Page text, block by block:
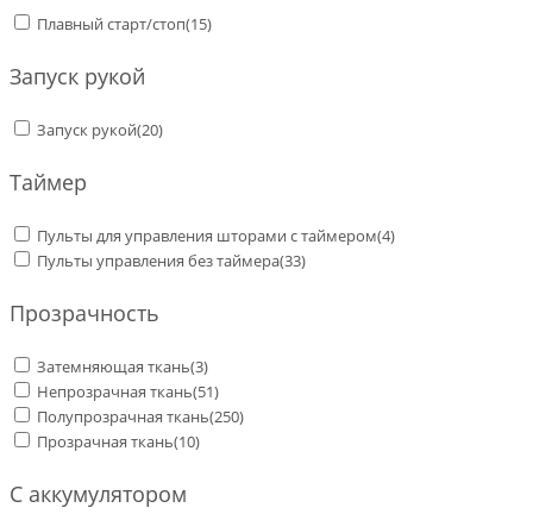
Плавный старт/стоп(15)
Запуск рукой
Запуск рукой(20)
Таймер
Пульты для управления шторами с таймером(4)
Пульты управления без таймера(33)
Прозрачность
Затемняющая ткань(3)
Непрозрачная ткань(51)
Полупрозрачная ткань(250)
Прозрачная ткань(10)
С аккумулятором